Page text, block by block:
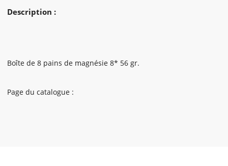
Description :
Boîte de 8 pains de magnésie 8* 56 gr.
Page du catalogue :